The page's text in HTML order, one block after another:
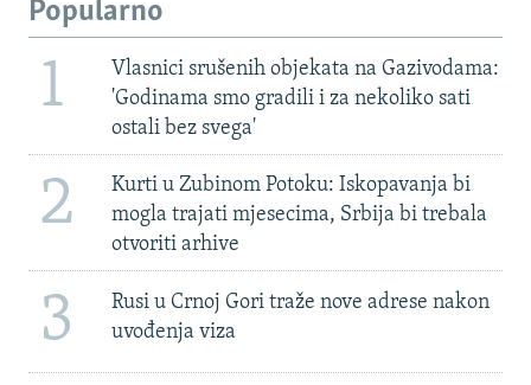
Popularno
1
Vlasnici srušenih objekata na Gazivodama:
'Godinama smo gradili i za nekoliko sati
ostali bez svega'
2
Kurti u Zubinom Potoku: Iskopavanja bi
mogla trajati mjesecima, Srbija bi trebala
otvoriti arhive
3
Rusi u Crnoj Gori traže nove adrese nakon
uvođenja viza